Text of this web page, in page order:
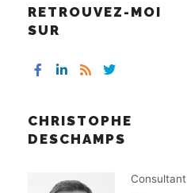
RETROUVEZ-MOI
SUR
CHRISTOPHE
DESCHAMPS
Consultant